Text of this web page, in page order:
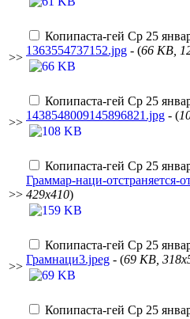
>>
Копипаста-гей Ср 25
1363554737152.jpg - (66 KB,
>>
Копипаста-гей Ср 25
1438548009145896821.jpg - (
>>
Копипаста-гей Ср 25
Граммар-наци-отстраняется-
429x410)
>>
Копипаста-гей Ср 25
Грамнаци3.jpeg - (69 KB,
Копипаста-гей Ср 25